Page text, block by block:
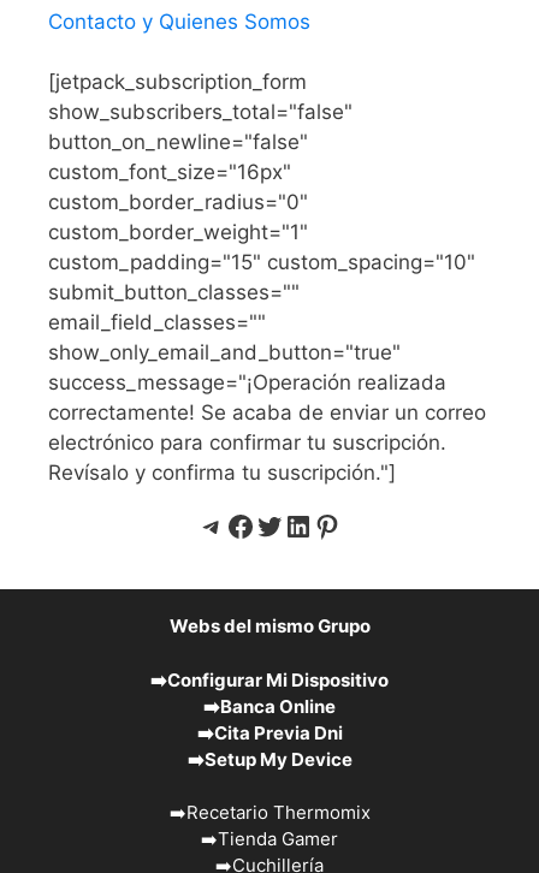
Contacto y Quienes Somos
[jetpack_subscription_form
show_subscribers_total="false"
button_on_newline="false"
custom_font_size="16px"
custom_border_radius="0"
custom_border_weight="1"
custom_padding="15" custom_spacing="10"
submit_button_classes=""
email_field_classes=""
show_only_email_and_button="true"
success_message="¡Operación realizada
correctamente! Se acaba de enviar un correo
electrónico para confirmar tu suscripción.
Revísalo y confirma tu suscripción."]
Telegram
Facebook
Twitter
LinkedIn
Pinterest
Webs del mismo Grupo
➡️Configurar Mi Dispositivo
➡️Banca Online
➡️Cita Previa Dni
➡️Setup My Device
➡️Recetario Thermomix
➡️Tienda Gamer
➡️Cuchillería